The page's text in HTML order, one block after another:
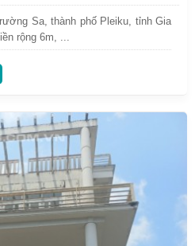
Sa, thành phố Pleiku, tỉnh Gia
rộng 6m, ...